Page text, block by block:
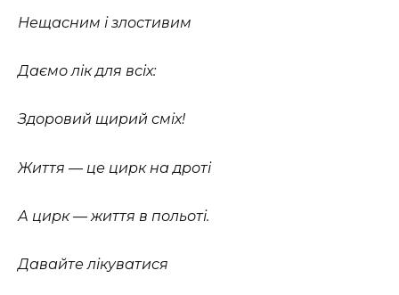
Нещасним і злостивим
Даємо лік для всіх:
Здоровий щирий сміх!
Життя — це цирк на дроті
А цирк — життя в польоті.
Давайте лікуватися